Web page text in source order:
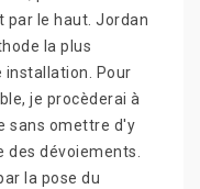
par le haut. Jordan
la plus
installation. Pour
je procèderai à
sans omettre d'y
des dévoiements.
la pose du